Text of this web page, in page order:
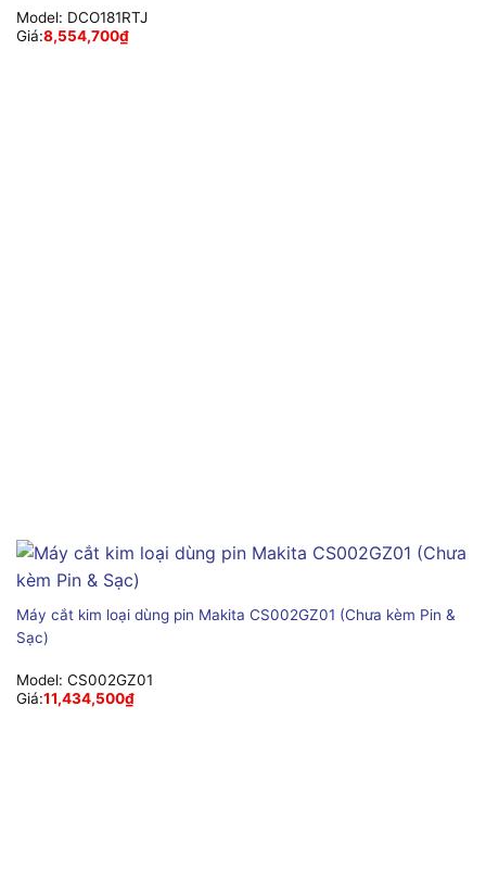
Model: DCO181RTJ
Giá:8,554,700₫
Máy cắt kim loại dùng pin Makita CS002GZ01 (Chưa kèm Pin &
Sạc)
Model: CS002GZ01
Giá:11,434,500₫